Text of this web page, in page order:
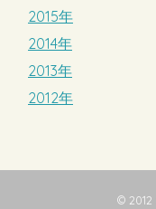
2015年
2014年
2013年
2012年
© 2012